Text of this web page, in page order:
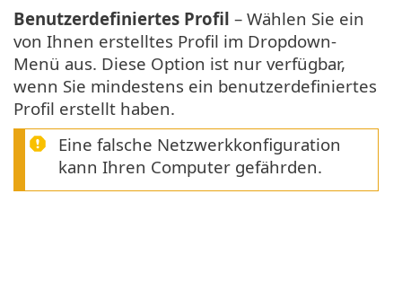
Benutzerdefiniertes Profil – Wählen Sie ein
von Ihnen erstelltes Profil im Dropdown-
Menü aus. Diese Option ist nur verfügbar,
wenn Sie mindestens ein benutzerdefiniertes
Profil erstellt haben.
Eine falsche Netzwerkkonfiguration
kann Ihren Computer gefährden.